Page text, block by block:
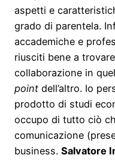
aspetti e
grado di parentela.
accademiche e
riusciti bene a
collaborazione in
point dell’altro. Io
prodotto di studi
occupo di tutto ciò
comunicazione
business. Salvatore